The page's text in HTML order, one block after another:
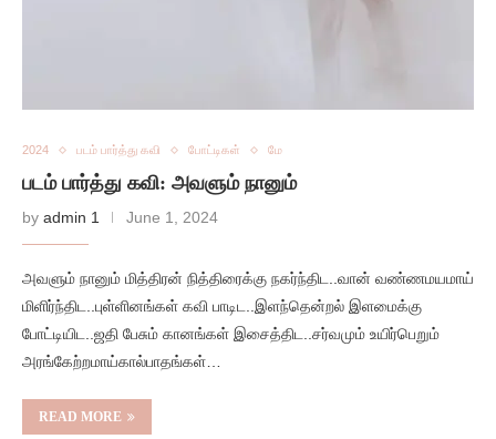
2024 படம் பார்த்து கவி போட்டிகள் மே
படம் பார்த்து கவி: அவளும் நானும்
by admin 1 June 1, 2024
அவளும் நானும் மித்திரன் நித்திரைக்கு நகர்ந்திட..வான் வண்ணமயமாய்
மிளிர்ந்திட..புள்ளினங்கள் கவி பாடிட..இளந்தென்றல் இளமைக்கு
போட்டியிட..ஜதி பேசும் கானங்கள் இசைத்திட..சர்வமும் உயிர்பெறும்
அரங்கேற்றமாய்கால்பாதங்கள்…
READ MORE